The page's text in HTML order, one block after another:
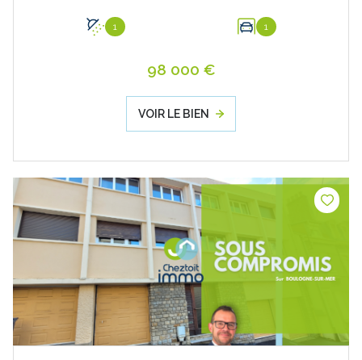
1 1
98 000 €
VOIR LE BIEN